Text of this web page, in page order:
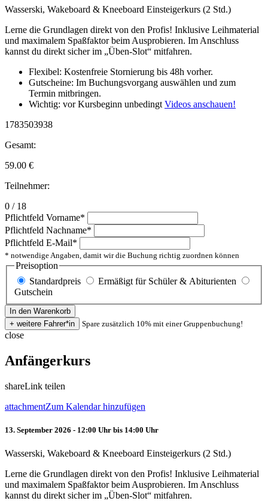
Wasserski, Wakeboard & Kneeboard Einsteigerkurs (2 Std.)
Lerne die Grundlagen direkt von den Profis! Inklusive Leihmaterial
und maximalem Spaßfaktor beim Ausprobieren. Im Anschluss
kannst du direkt sicher im „Üben-Slot“ mitfahren.
Flexibel: Kostenfreie Stornierung bis 48h vorher.
Gutscheine: Im Buchungsvorgang auswählen und zum
Termin mitbringen.
Wichtig: vor Kursbeginn unbedingt Videos anschauen!
1783503938
Gesamt:
59.00 €
Teilnehmer:
0 / 18
Pflichtfeld Vorname*
Pflichtfeld Nachname*
Pflichtfeld E-Mail*
* notwendige Angaben, damit wir die Buchung richtig zuordnen können
Preisoption
Standardpreis
Ermäßigt für Schüler & Abiturienten
Gutschein
Spare zusätzlich 10% mit einer Gruppenbuchung!
close
Anfängerkurs
shareLink teilen
attachmentZum Kalendar hinzufügen
13. September 2026 - 12:00 Uhr bis 14:00 Uhr
Wasserski, Wakeboard & Kneeboard Einsteigerkurs (2 Std.)
Lerne die Grundlagen direkt von den Profis! Inklusive Leihmaterial
und maximalem Spaßfaktor beim Ausprobieren. Im Anschluss
kannst du direkt sicher im „Üben-Slot“ mitfahren.